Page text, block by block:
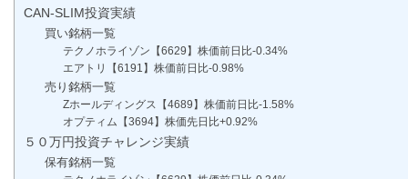
CAN-SLIM投資実績
買い銘柄一覧
テクノホライゾン【6629】株価前日比-0.34%
エアトリ【6191】株価前日比-0.98%
売り銘柄一覧
Zホールディングス【4689】株価前日比-1.58%
オプティム【3694】株価先日比+0.92%
５０万円投資チャレンジ実績
保有銘柄一覧